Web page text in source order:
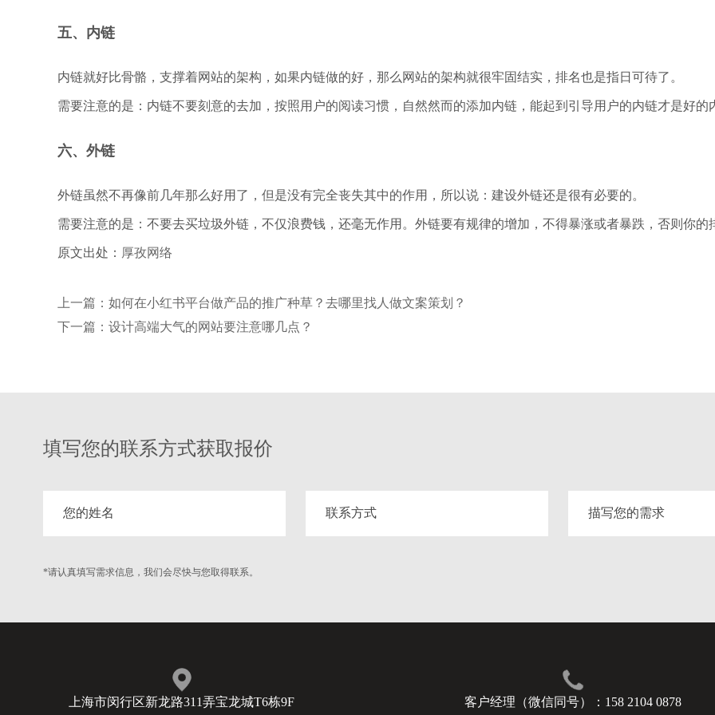
五、内链
内链就好比骨骼，支撑着网站的架构，如果内链做的好，那么网站的架构就很牢固结实，排名也是指日可待了。
需要注意的是：内链不要刻意的去加，按照用户的阅读习惯，自然然而的添加内链，能起到引导用户的内链才是好的
六、外链
外链虽然不再像前几年那么好用了，但是没有完全丧失其中的作用，所以说：建设外链还是很有必要的。
需要注意的是：不要去买垃圾外链，不仅浪费钱，还毫无作用。外链要有规律的增加，不得暴涨或者暴跌，否则你的
原文出处： 厚孜网络
上一篇：如何在小红书平台做产品的推广种草？去哪里找人做文案策划？
下一篇：设计高端大气的网站要注意哪几点？
填写您的联系方式获取报价
*请认真填写需求信息，我们会尽快与您取得联系。
上海市闵行区新龙路311弄宝龙城T6栋9F 客户经理（微信同号）：158 2104 0878